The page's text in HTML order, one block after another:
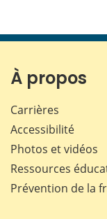
À propos
Carrières
Accessibilité
Photos et vidéos
Ressources
Prévention de la